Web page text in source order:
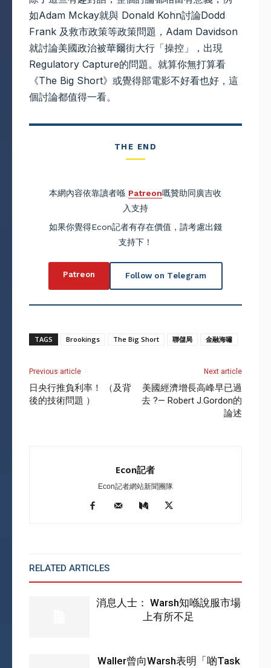
如Adam Mckay就與 Donald Kohn討論Dodd
Frank 及救市政策等政策問題，Adam Davidson
就討論美國政治被華爾街大行「操控」，出現
Regulatory Capture的問題。就算你無打算看
《The Big Short》或覺得部電影不好看也好，這
個討論都值得一看。
THE END
本網內容依靠讀者喺 Patreon嘅贊助同廣吉收
入支持
如果你覺得Econ記者有存在價值，請考慮出錢
支持下！
Patreon Follow on Telegram
TAGS Brookings The Big Short 聯儲局 金融海嘯
Previous article
日央行推負利率！ （及背
後的技術問題 ）
Next article
美國經濟增長高峰早已過
去 ?— Robert J.Gordon的
論述
Econ記者
Econ記者網站新聞團隊
RELATED ARTICLES
消息人士： Warsh知喺說服市場
上有所不足
Waller曾向Warsh表明「啲Task